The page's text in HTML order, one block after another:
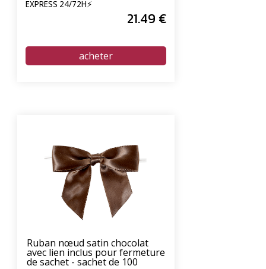
EXPRESS 24/72H⚡
21.49 €
Ruban nœud satin chocolat
avec lien inclus pour fermeture
de sachet - sachet de 100